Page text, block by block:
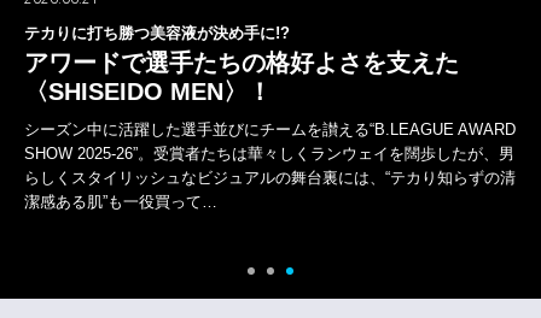
山下智久が〈ブルガリ〉の新しいオクトとともに！
一面では語れない多彩な表現者！
山下智久は、デビューから今年活動30周年を迎えた。しかし、歩んで
きた軌跡は、けっして平坦ではなかった。アイドルから俳優、海外で
の活動など常に新たな道を自ら切り拓いてきた。その腕元には〈ブル
ガリ〉の“オクト フィニッシモ”がある。そして新作…